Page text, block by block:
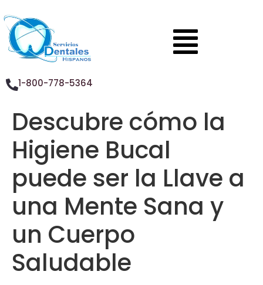
1-800-778-5364
Descubre cómo la
Higiene Bucal
puede ser la Llave a
una Mente Sana y
un Cuerpo
Saludable